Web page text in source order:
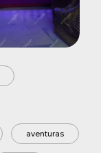
aventuras